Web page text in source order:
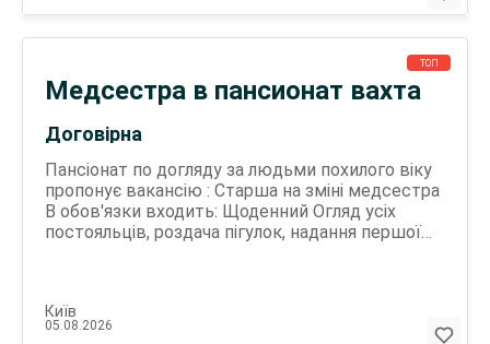
телеграм! Нікнейм : sofkef Софія!
ТОП
Договірна
Медсестра в пансионат вахта
Пансіонат по догляду за людьми похилого віку
пропонує вакансію : Старша на зміні медсестра
В обов'язки входить: Щоденний Огляд усіх
постояльців, роздача пігулок, надання першої
лежачими. Ви маєте буди чуйною людиною та
відповідальною . Графік роботи_вахта 14/14
Київ
05.08.2026